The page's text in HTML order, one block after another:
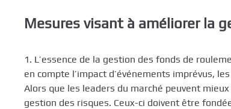
Mesures visant à améliorer la
1. L’essence de la gestion des fonds de
en compte l’impact d’événements imprévus,
Alors que les leaders du marché peuvent
gestion des risques. Ceux-ci doivent être